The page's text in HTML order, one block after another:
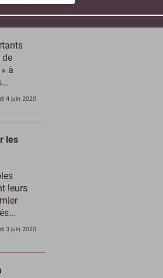
de
à
4 juin 2020
les
leurs
3 juin 2020